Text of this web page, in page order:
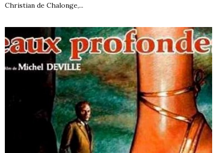
Christian de Chalonge,...